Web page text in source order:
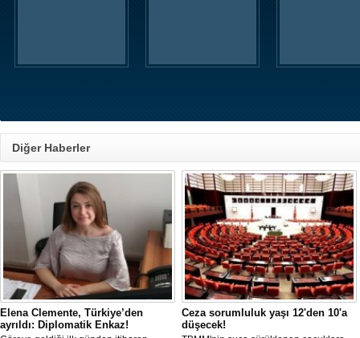
Diğer Haberler
Elena Clemente, Türkiye’den
ayrıldı: Diplomatik Enkaz!
Ceza sorumluluk yaşı 12'den 10'a
düşecek!